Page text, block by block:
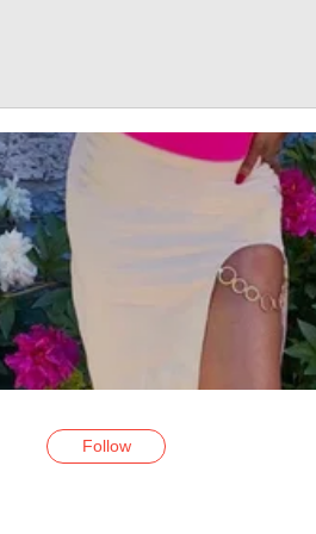
Follow